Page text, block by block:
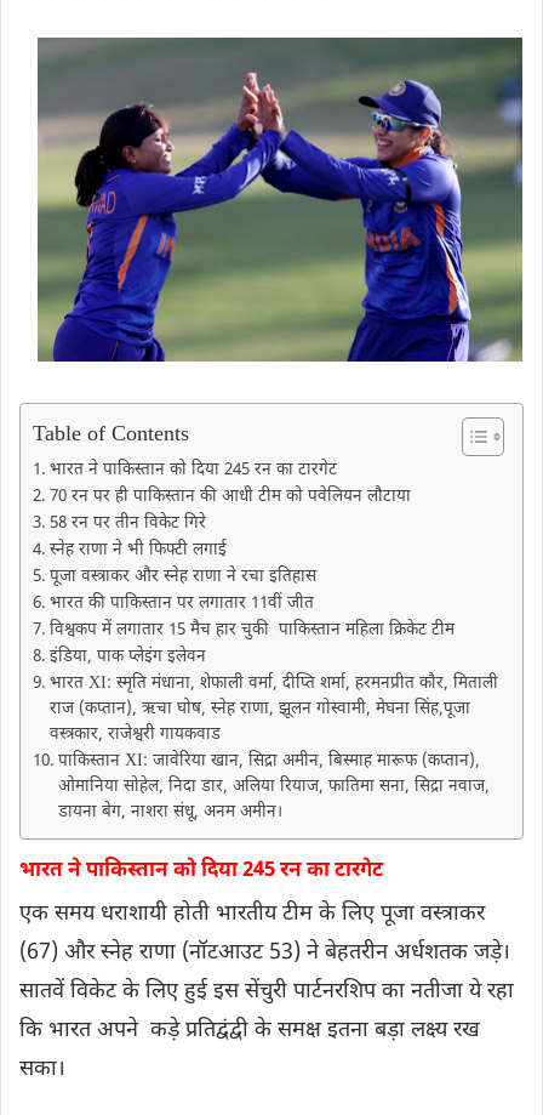
Table of Contents
भारत ने पाकिस्तान को दिया 245 रन का टारगेट
70 रन पर ही पाकिस्तान की आधी टीम को पवेलियन लौटाया
58 रन पर तीन विकेट गिरे
स्नेह राणा ने भी फिफ्टी लगाई
पूजा वस्त्राकर और स्नेह राणा ने रचा इतिहास
भारत की पाकिस्तान पर लगातार 11वीं जीत
विश्वकप में लगातार 15 मैच हार चुकी पाकिस्तान महिला क्रिकेट टीम
इंडिया, पाक प्लेइंग इलेवन
भारत XI: स्मृति मंधाना, शेफाली वर्मा, दीप्ति शर्मा, हरमनप्रीत कौर, मिताली
राज (कप्तान), ऋचा घोष, स्नेह राणा, झूलन गोस्वामी, मेघना सिंह,पूजा
वस्त्रकार, राजेश्वरी गायकवाड
​पाकिस्तान XI: जावेरिया खान, सिद्रा अमीन, बिस्माह मारूफ (कप्तान),
ओमानिया सोहेल, निदा डार, अलिया रियाज, फातिमा सना, सिद्रा नवाज,
डायना बेग, नाशरा संधू, अनम अमीन।
भारत ने पाकिस्तान को दिया 245 रन का टारगेट
एक समय धराशायी होती भारतीय टीम के लिए पूजा वस्त्राकर
(67) और स्नेह राणा (नॉटआउट 53) ने बेहतरीन अर्धशतक जड़े।
सातवें विकेट के लिए हुई इस सेंचुरी पार्टनरशिप का नतीजा ये रहा
कि भारत अपने कड़े प्रतिद्वंद्वी के समक्ष इतना बड़ा लक्ष्य रख
सका।